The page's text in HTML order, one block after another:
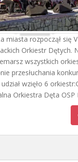
miasta rozpoczął się
Orkiestr Dętych.
wszystkich
przesłuchania
wzięło 6
Orkiestra Dęta OSP